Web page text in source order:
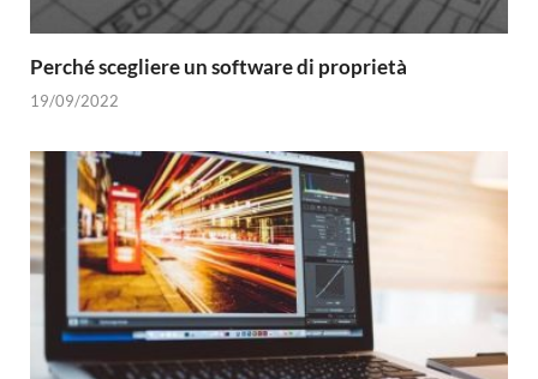
Perché scegliere un software di proprietà
19/09/2022